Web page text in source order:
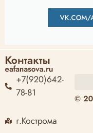
VK.COM/
Контакты
eafanasova.ru
+7(920)642-
78-81
г.Кострома
©